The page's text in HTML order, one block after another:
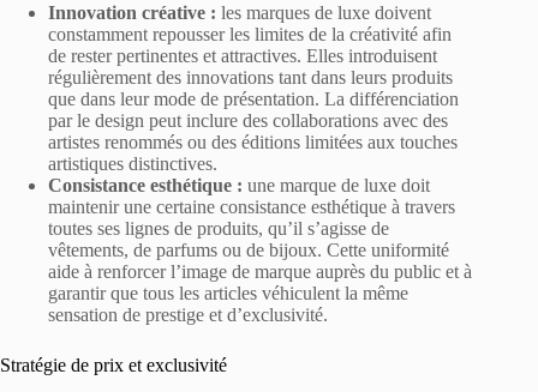
Innovation créative : les marques de luxe doivent
constamment repousser les limites de la créativité afin
de rester pertinentes et attractives. Elles introduisent
régulièrement des innovations tant dans leurs produits
que dans leur mode de présentation. La différenciation
par le design peut inclure des collaborations avec des
artistes renommés ou des éditions limitées aux touches
artistiques distinctives.
Consistance esthétique : une marque de luxe doit
maintenir une certaine consistance esthétique à travers
toutes ses lignes de produits, qu’il s’agisse de
vêtements, de parfums ou de bijoux. Cette uniformité
aide à renforcer l’image de marque auprès du public et à
garantir que tous les articles véhiculent la même
sensation de prestige et d’exclusivité.
Stratégie de prix et exclusivité